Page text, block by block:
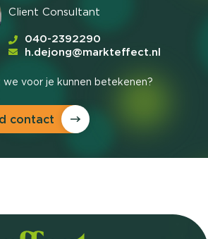
Client Consultant
040-2392290
h.dejong@markteffect.nl
voor je kunnen betekenen?
contact